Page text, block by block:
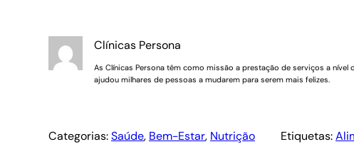
Clínicas Persona
As Clínicas Persona têm como missão a prestação de serviços a nível
ajudou milhares de pessoas a mudarem para serem mais felizes.
Categorias:Saúde, Bem-Estar, Nutrição Etiquetas: